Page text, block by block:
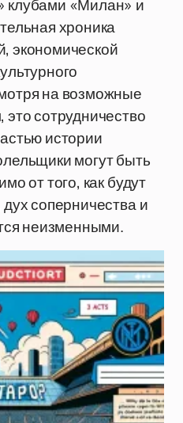
клубами «Милан» и
хроника
экономической
на возможные
сотрудничество
истории
могут быть
от того, как будут
соперничества и
неизменными.